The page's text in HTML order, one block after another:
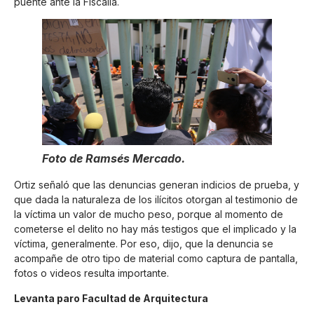
Foto de Ramsés Mercado.
Ortiz señaló que las denuncias generan indicios de prueba, y
que dada la naturaleza de los ilícitos otorgan al testimonio de
la víctima un valor de mucho peso, porque al momento de
cometerse el delito no hay más testigos que el implicado y la
víctima, generalmente. Por eso, dijo, que la denuncia se
acompañe de otro tipo de material como captura de pantalla,
fotos o videos resulta importante.
Levanta paro Facultad de Arquitectura